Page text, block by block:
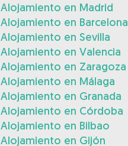
Alojamiento en Madrid
Alojamiento en Barcelona
Alojamiento en Sevilla
Alojamiento en Valencia
Alojamiento en Zaragoza
Alojamiento en Málaga
Alojamiento en Granada
Alojamiento en Córdoba
Alojamiento en Bilbao
Alojamiento en Gijón